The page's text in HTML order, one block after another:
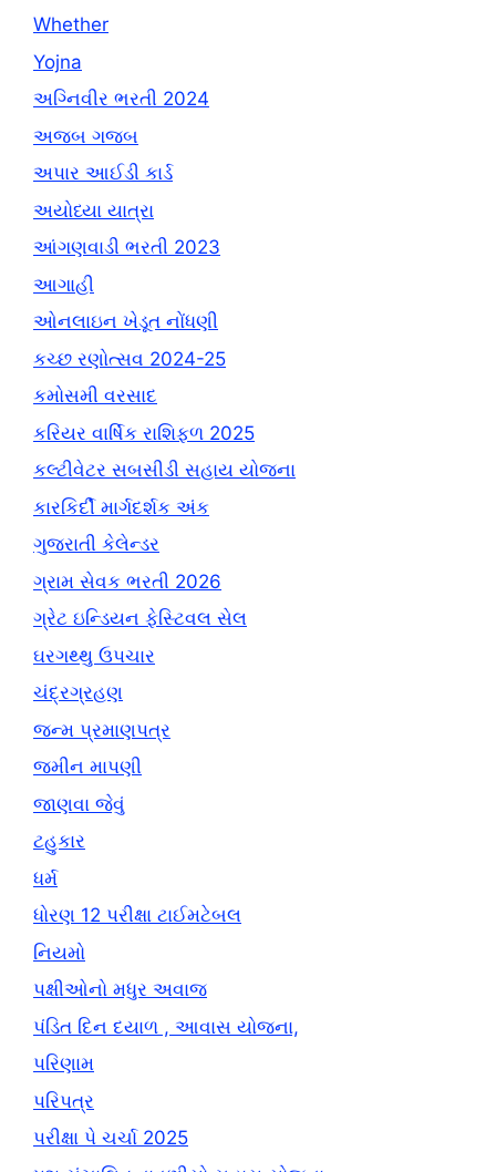
Whether
Yojna
અગ્નિવીર ભરતી 2024
અજબ ગજબ
અપાર આઈડી કાર્ડ
અયોધ્યા યાત્રા
આંગણવાડી ભરતી 2023
આગાહી
ઓનલાઇન ખેડૂત નોંધણી
કચ્છ રણોત્સવ 2024-25
કમોસમી વરસાદ
કરિયર વાર્ષિક રાશિફળ 2025
કલ્ટીવેટર સબસીડી સહાય યોજના
કારકિર્દી માર્ગદર્શક અંક
ગુજરાતી કેલેન્ડર
ગ્રામ સેવક ભરતી 2026
ગ્રેટ ઇન્ડિયન ફેસ્ટિવલ સેલ
ઘરગથ્થુ ઉપચાર
ચંદ્રગ્રહણ
જન્મ પ્રમાણપત્ર
જમીન માપણી
જાણવા જેવું
ટહુકાર
ધર્મ
ધોરણ 12 પરીક્ષા ટાઈમટેબલ
નિયમો
પક્ષીઓનો મધુર અવાજ
પંડિત દિન દયાળ , આવાસ યોજના,
પરિણામ
પરિપત્ર
પરીક્ષા પે ચર્ચા 2025